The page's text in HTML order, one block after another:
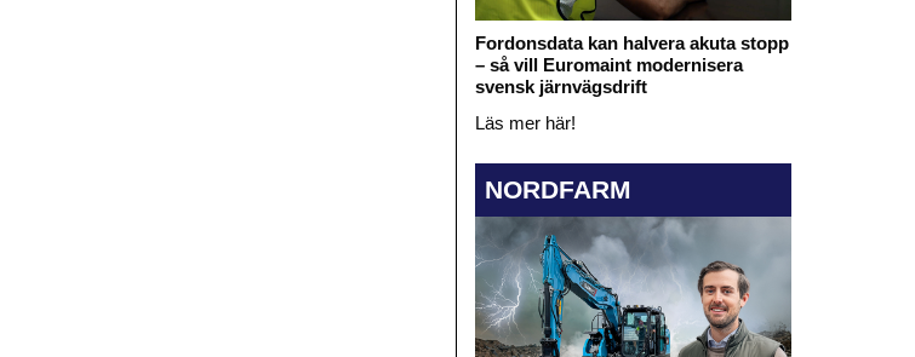
Fordonsdata kan halvera akuta stopp
– så vill Euromaint modernisera
svensk järnvägsdrift
Läs mer här!
NORDFARM